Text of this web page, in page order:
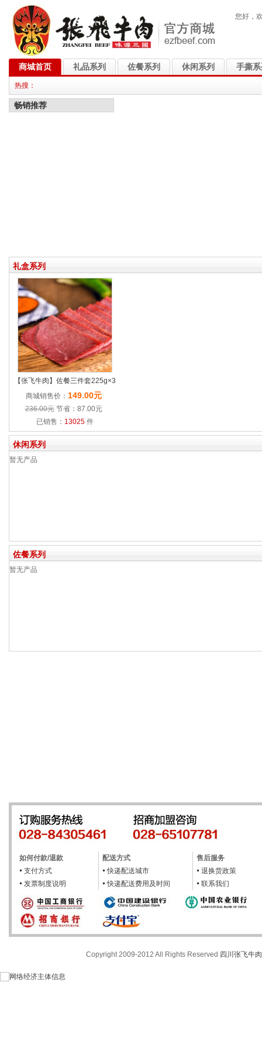
您好，
商城首页 礼品系列 佐餐系列 休闲系列 手撕
热搜：
畅销推荐
礼盒系列
【张飞牛肉】佐餐三件套225g×3
商城销售价： 149.00元
236.00元节省：87.00元
已销售： 13025 件
休闲系列
暂无产品
佐餐系列
暂无产品
如何付款/退款
支付方式
发票制度说明
配送方式
快递配送城市
快递配送费用及时间
售后服务
退换货政策
联系我们
Copyright 2009-2012 All Rights Reserved 四川张飞牛